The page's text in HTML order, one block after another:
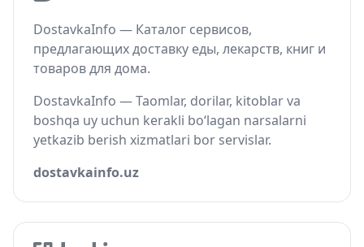
DostavkaInfo — Каталог сервисов,
предлагающих доставку еды, лекарств, книг и
товаров для дома.
DostavkaInfo — Taomlar, dorilar, kitoblar va
boshqa uy uchun kerakli bo‘lagan narsalarni
yetkazib berish xizmatlari bor servislar.
dostavkainfo.uz